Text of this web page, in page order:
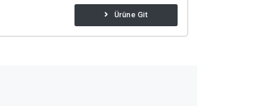
Ürüne Git